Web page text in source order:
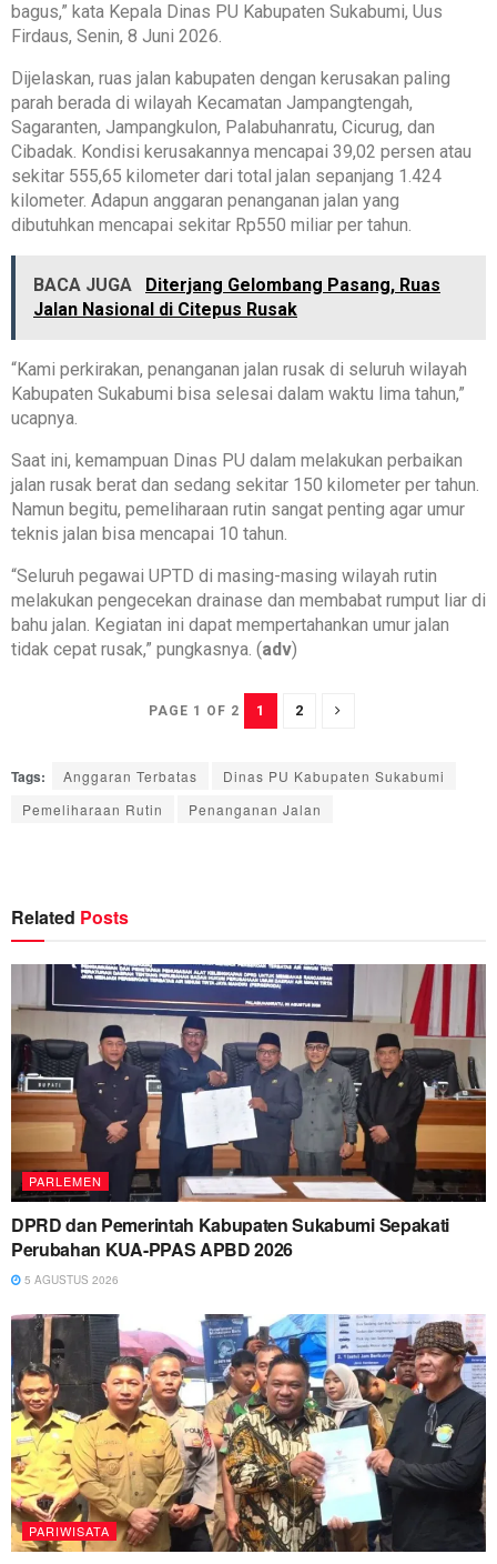
bagus,” kata Kepala Dinas PU Kabupaten Sukabumi, Uus
Firdaus, Senin, 8 Juni 2026.
Dijelaskan, ruas jalan kabupaten dengan kerusakan paling
parah berada di wilayah Kecamatan Jampangtengah,
Sagaranten, Jampangkulon, Palabuhanratu, Cicurug, dan
Cibadak. Kondisi kerusakannya mencapai 39,02 persen atau
sekitar 555,65 kilometer dari total jalan sepanjang 1.424
kilometer. Adapun anggaran penanganan jalan yang
dibutuhkan mencapai sekitar Rp550 miliar per tahun.
BACA JUGA
Diterjang Gelombang Pasang, Ruas
Jalan Nasional di Citepus Rusak
“Kami perkirakan, penanganan jalan rusak di seluruh wilayah
Kabupaten Sukabumi bisa selesai dalam waktu lima tahun,”
ucapnya.
Saat ini, kemampuan Dinas PU dalam melakukan perbaikan
jalan rusak berat dan sedang sekitar 150 kilometer per tahun.
Namun begitu, pemeliharaan rutin sangat penting agar umur
teknis jalan bisa mencapai 10 tahun.
“Seluruh pegawai UPTD di masing-masing wilayah rutin
melakukan pengecekan drainase dan membabat rumput liar di
bahu jalan. Kegiatan ini dapat mempertahankan umur jalan
tidak cepat rusak,” pungkasnya. (adv)
PAGE 1 OF 2 1 2
Tags: Anggaran Terbatas
Dinas PU Kabupaten Sukabumi
Pemeliharaan Rutin
Penanganan Jalan
Related Posts
PARLEMEN
DPRD dan Pemerintah Kabupaten Sukabumi Sepakati
Perubahan KUA-PPAS APBD 2026
5 AGUSTUS 2026
PARIWISATA